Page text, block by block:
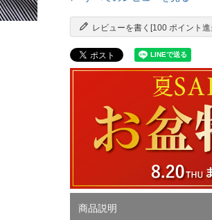
レビューを書く[100 ポイント進
商品説明